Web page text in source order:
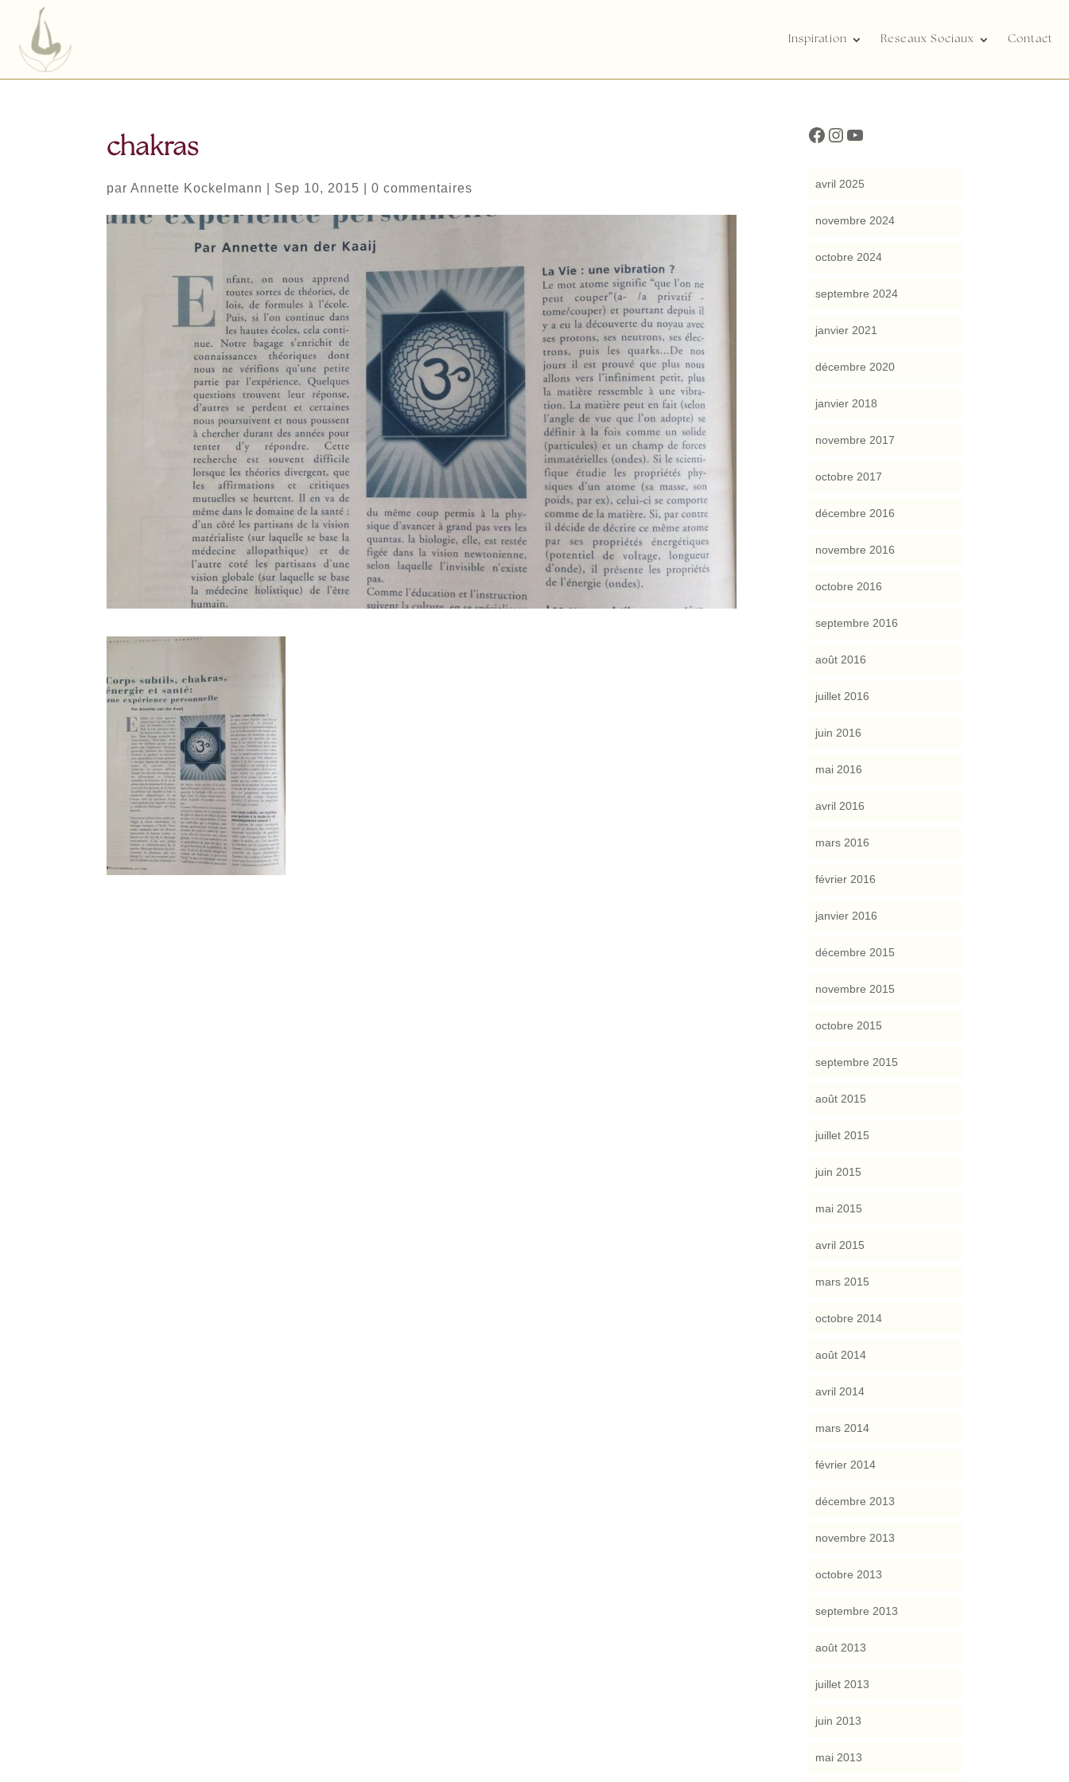
Inspiration Reseaux Sociaux Contact
chakras
parAnnette Kockelmann Sep 10, 2015 |0 commentaires
cocreattitude
cocreattitude
YouTube
avril 2025
novembre 2024
octobre 2024
septembre 2024
janvier 2021
décembre 2020
janvier 2018
novembre 2017
octobre 2017
décembre 2016
novembre 2016
octobre 2016
septembre 2016
août 2016
juillet 2016
juin 2016
mai 2016
avril 2016
mars 2016
février 2016
janvier 2016
décembre 2015
novembre 2015
octobre 2015
septembre 2015
août 2015
juillet 2015
juin 2015
mai 2015
avril 2015
mars 2015
octobre 2014
août 2014
avril 2014
mars 2014
février 2014
décembre 2013
novembre 2013
octobre 2013
septembre 2013
août 2013
juillet 2013
juin 2013
mai 2013